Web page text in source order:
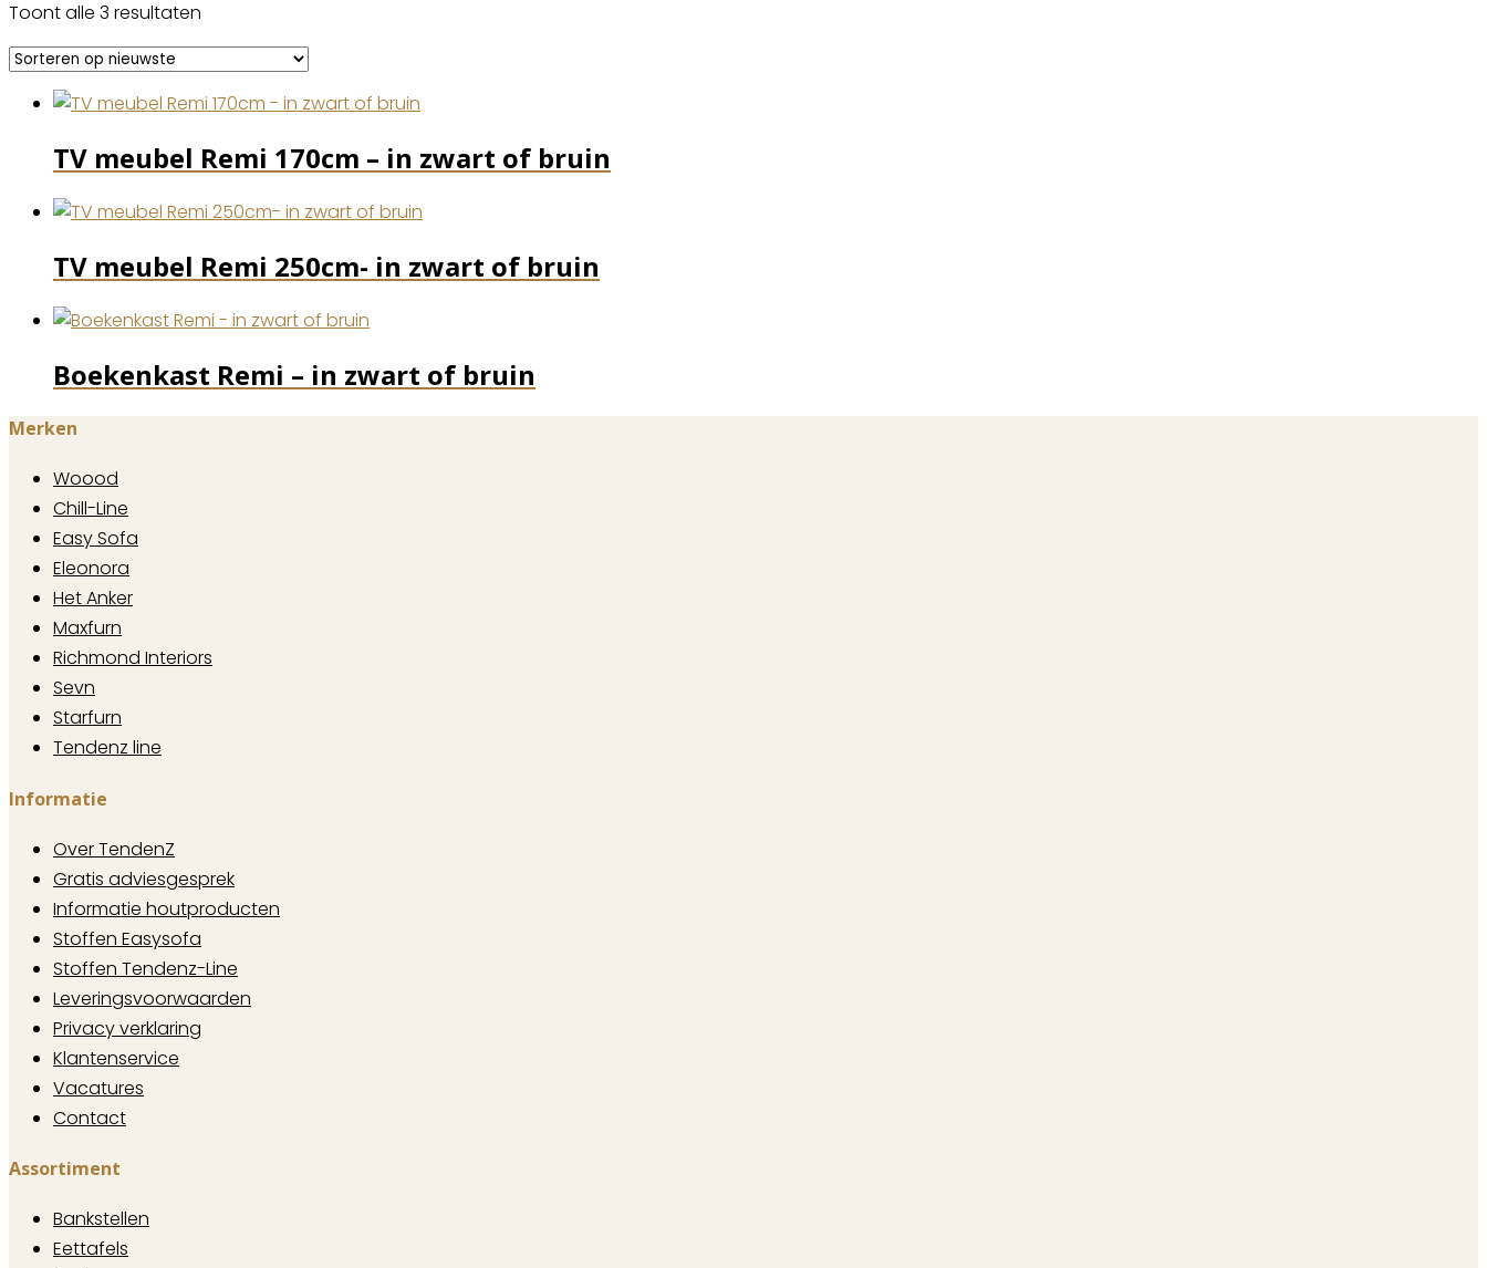
Toont alle 3 resultaten
nieuwste
TV meubel Remi 170cm – in zwart of bruin
TV meubel Remi 250cm- in zwart of bruin
Boekenkast Remi – in zwart of bruin
Merken
Woood
Chill-Line
Easy Sofa
Eleonora
Het Anker
Maxfurn
Richmond Interiors
Sevn
Starfurn
Tendenz line
Informatie
Over TendenZ
Gratis adviesgesprek
Informatie houtproducten
Stoffen Easysofa
Stoffen Tendenz-Line
Leveringsvoorwaarden
Privacy verklaring
Klantenservice
Vacatures
Contact
Assortiment
Bankstellen
Eettafels